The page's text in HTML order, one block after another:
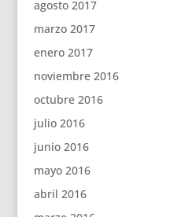
agosto 2017
marzo 2017
enero 2017
noviembre 2016
octubre 2016
julio 2016
junio 2016
mayo 2016
abril 2016